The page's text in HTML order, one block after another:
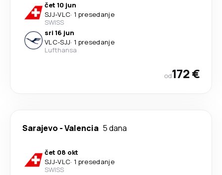
čet 10 jun
SJJ-VLC· 1 presedanje
SWISS
sri 16 jun
VLC-SJJ· 1 presedanje
Lufthansa
od172 €
Sarajevo -Valencia 5 dana
čet 08 okt
SJJ-VLC· 1 presedanje
SWISS